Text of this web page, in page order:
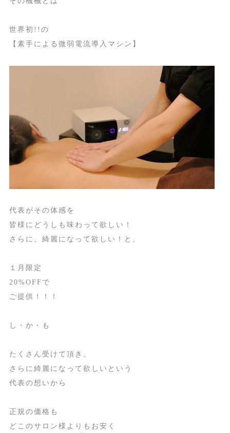
世界初!!の
【素手による微弱電流導入マシン】
代表がその体感を
皆様にどうしも味わって欲しい！
さらに、綺麗になって欲しい！と、
１月限定
20%OFFで
ご提供！！！
し・か・も
たくさん受けて頂き、
さらに綺麗になって欲しいという
代表の想いから
正規の価格も
どこのサロン様よりもお安く